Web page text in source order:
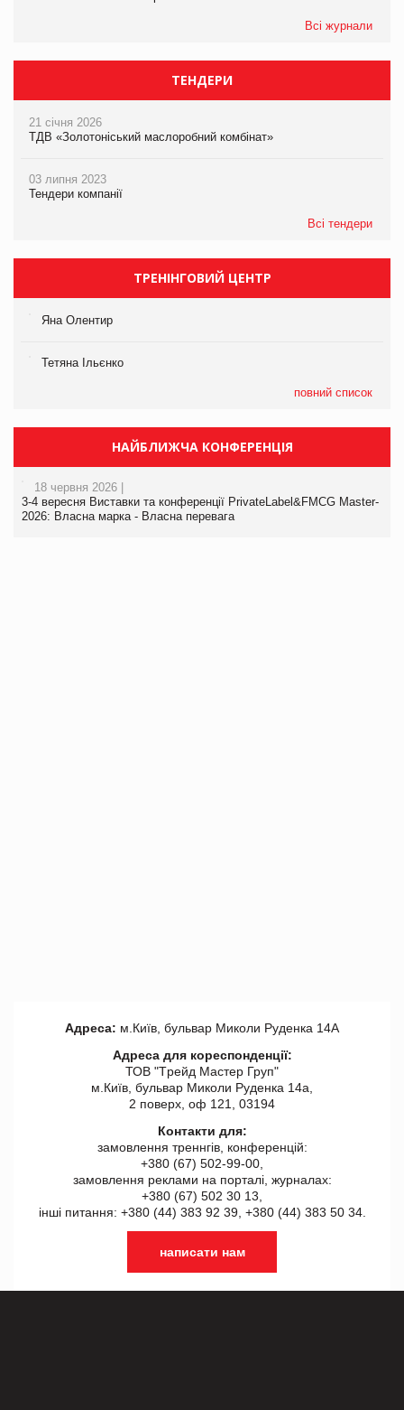
Всі журнали
ТЕНДЕРИ
21 січня 2026
ТДВ «Золотоніський маслоробний комбінат»
03 липня 2023
Тендери компанії
Всі тендери
ТРЕНІНГОВИЙ ЦЕНТР
Яна Олентир
Тетяна Ільєнко
повний список
НАЙБЛИЖЧА КОНФЕРЕНЦІЯ
18 червня 2026 |
3-4 вересня Виставки та конференції PrivateLabel&FMCG Master-
2026: Власна марка - Власна перевага
Адреса: м.Київ, бульвар Миколи Руденка 14А
Адреса для кореспонденції:
ТОВ "Tрейд Мастер Груп"
м.Київ, бульвар Миколи Руденка 14а,
2 поверх, оф 121, 03194
Контакти для:
замовлення треннгів, конференцій:
+380 (67) 502-99-00,
замовлення реклами на порталі, журналах:
+380 (67) 502 30 13,
інші питання: +380 (44) 383 92 39, +380 (44) 383 50 34.
написати нам